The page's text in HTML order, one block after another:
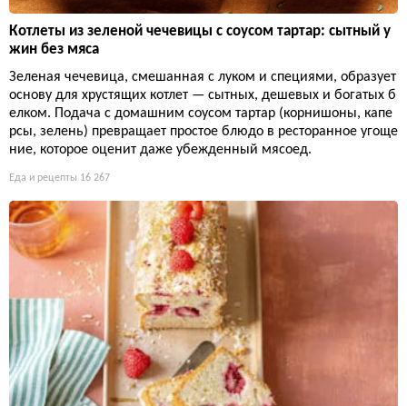
Котлеты из зеленой чечевицы с соусом тартар: сытный у
жин без мяса
Зеленая чечевица, смешанная с луком и специями, образует
основу для хрустящих котлет — сытных, дешевых и богатых б
елком. Подача с домашним соусом тартар (корнишоны, капе
рсы, зелень) превращает простое блюдо в ресторанное угоще
ние, которое оценит даже убежденный мясоед.
Еда и рецепты 16 267